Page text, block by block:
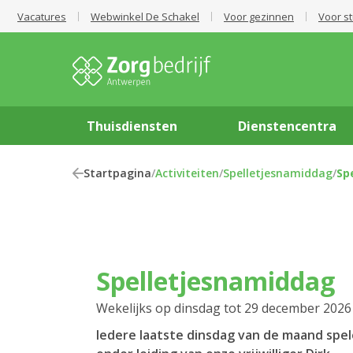
Vacatures Webwinkel De Schakel Voor gezinnen Voor
Thuisdiensten Dienstencentra
Startpagina/Activiteiten/Spelletjesnamiddag/
Spelletjesnamiddag
Wekelijks op dinsdag tot 29 december 2026
Iedere laatste dinsdag van de maand